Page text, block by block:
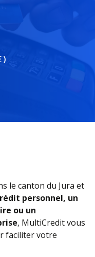
le canton du Jura et
personnel, un
ou un
, MultiCredit vous
faciliter votre